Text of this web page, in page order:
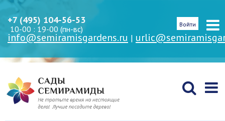
+7 (495) 104-56-53
10-00 : 19-00 (пн-вс)
info@semiramisgardens.ru |
Войти